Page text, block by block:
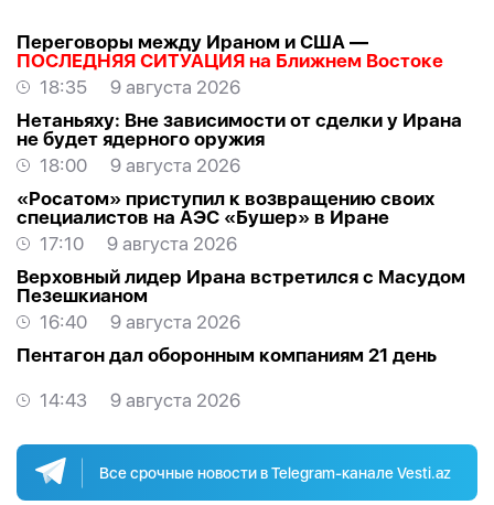
Переговоры между Ираном и США —
ПОСЛЕДНЯЯ СИТУАЦИЯ на Ближнем Востоке
18:35
9 августа 2026
Нетаньяху: Вне зависимости от сделки у Ирана
не будет ядерного оружия
18:00
9 августа 2026
«Росатом» приступил к возвращению своих
специалистов на АЭС «Бушер» в Иране
17:10
9 августа 2026
Верховный лидер Ирана встретился с Масудом
Пезешкианом
16:40
9 августа 2026
Пентагон дал оборонным компаниям 21 день
14:43 9 августа 2026
Все срочные новости в Telegram-канале Vesti.az